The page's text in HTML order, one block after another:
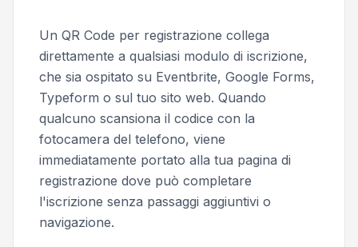
Un QR Code per registrazione collega
direttamente a qualsiasi modulo di iscrizione,
che sia ospitato su Eventbrite, Google Forms,
Typeform o sul tuo sito web. Quando
qualcuno scansiona il codice con la
fotocamera del telefono, viene
immediatamente portato alla tua pagina di
registrazione dove può completare
l'iscrizione senza passaggi aggiuntivi o
navigazione.